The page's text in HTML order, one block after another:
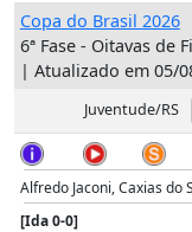
Copa do Brasil 2026
6ª Fase - Oitavas de
| Atualizado em 05/
Juventude/RS
Alfredo Jaconi, Caxias do
[Ida 0-0]